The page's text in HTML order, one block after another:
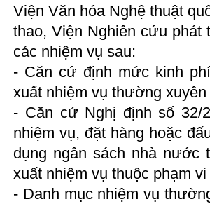
Viện Văn hóa Nghệ thuật
thao, Viện Nghiên cứu
các nhiệm vụ sau:
- Căn cứ định mức kinh
xuất nhiệm vụ thường
- Căn cứ Nghị định số 32/
nhiệm vụ, đặt hàng hoặc
dụng ngân sách nhà nước
xuất nhiệm vụ thuộc phạm
- Danh mục nhiệm vụ